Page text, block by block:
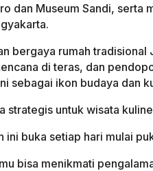
dan Museum Sandi, serta
bergaya rumah
di teras, dan
sebagai ikon budaya dan
strategis untuk wisata
ini buka setiap hari mulai
bisa menikmati